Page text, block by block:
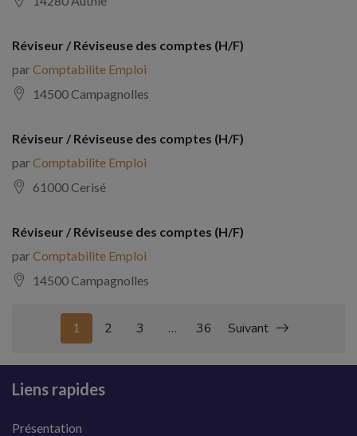
Réviseur / Réviseuse des comptes (H/F)
parComptabilite Emploi
14500 Campagnolles
Réviseur / Réviseuse des comptes (H/F)
parComptabilite Emploi
61000 Cerisé
Réviseur / Réviseuse des comptes (H/F)
parComptabilite Emploi
14500 Campagnolles
1 2 3 … 36 Suivant
Liens rapides
Présentation